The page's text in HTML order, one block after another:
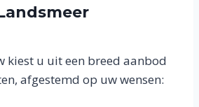
kiest u uit een breed aanbod
afgestemd op uw wensen: